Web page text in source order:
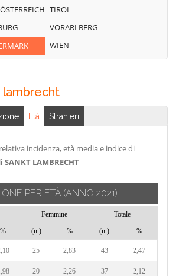
TIROL
VORARLBERG
WIEN
lambrecht
Età Stranieri
incidenza, età media e indice di
LAMBRECHT
PER ETÀ (ANNO 2021)
Femmine
Totale
% (n.) % (n.) %
25 2,83 43 2,47
20 2,26 37 2,12